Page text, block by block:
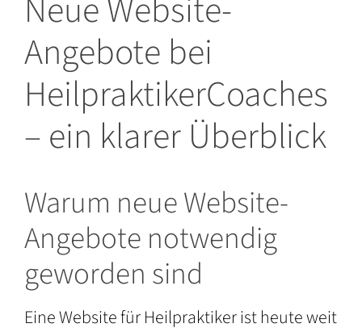
Neue Website-
Angebote bei
HeilpraktikerCoaches
– ein klarer Überblick
Warum neue Website-
Angebote notwendig
geworden sind
Eine Website für Heilpraktiker ist heute weit